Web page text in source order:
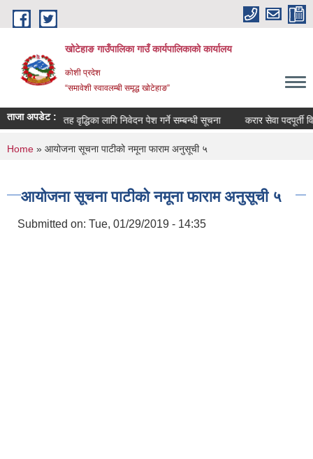
Skip to main content
खोटेहाङ गाउँपालिका गाउँ कार्यपालिकाको कार्यालय
कोशी प्रदेश
“समावेशी स्वावलम्बी समृद्ध खोटेहाङ”
ताजा अपडेट :
। तह वृद्धिका लागि निवेदन पेश गर्ने सम्बन्धी सूचना करार सेवा पदपूर्ती
You are here
Home » आयोजना सूचना पाटीको नमूना फाराम अनुसूची ५
आयोजना सूचना पाटीको नमूना फाराम अनुसूची ५
Submitted on: Tue, 01/29/2019 - 14:35